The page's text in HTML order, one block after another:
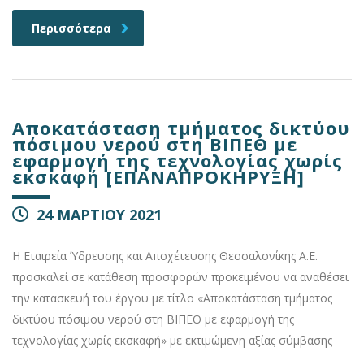
Περισσότερα
Αποκατάσταση τμήματος δικτύου
πόσιμου νερού στη ΒΙΠΕΘ με
εφαρμογή της τεχνολογίας χωρίς
εκσκαφή [ΕΠΑΝΑΠΡΟΚΗΡΥΞΗ]
24 ΜΑΡΤΙΟΥ 2021
Η Εταιρεία Ύδρευσης και Αποχέτευσης Θεσσαλονίκης Α.Ε.
προσκαλεί σε κατάθεση προσφορών προκειμένου να αναθέσει
την κατασκευή του έργου με τίτλο «Αποκατάσταση τμήματος
δικτύου πόσιμου νερού στη ΒΙΠΕΘ με εφαρμογή της
τεχνολογίας χωρίς εκσκαφή» με εκτιμώμενη αξίας σύμβασης